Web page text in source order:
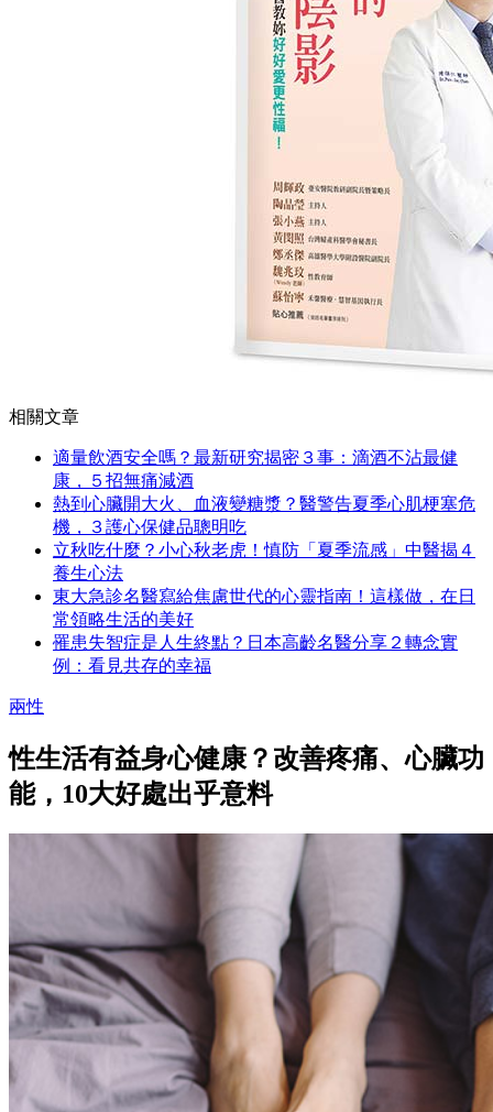
相關文章
適量飲酒安全嗎？最新研究揭密３事：滴酒不沾最健
康，５招無痛減酒
熱到心臟開大火、血液變糖漿？醫警告夏季心肌梗塞危
機，３護心保健品聰明吃
立秋吃什麼？小心秋老虎！慎防「夏季流感」中醫揭４
養生心法
東大急診名醫寫給焦慮世代的心靈指南！這樣做，在日
常領略生活的美好
罹患失智症是人生終點？日本高齡名醫分享２轉念實
例：看見共存的幸福
兩性
性生活有益身心健康？改善疼痛、心臟功
能，10大好處出乎意料